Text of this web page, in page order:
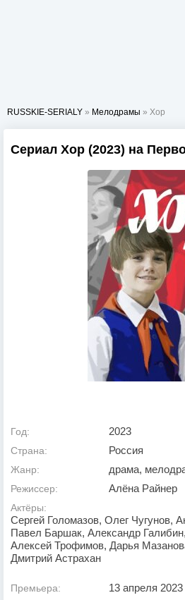
RUSSKIE-SERIALY » Мелодрамы » Хор
Сериал Хор (2023) на
Год: 2023
Страна: Россия
Жанр: драма,
Режиссер: Алёна Райнер
Актёры:
Сергей Голомазов, Олег Чугунов,
Павел Баршак, Александр
Алексей Трофимов, Дарья
Дмитрий Астрахан
Премьера: 13 апреля 2023